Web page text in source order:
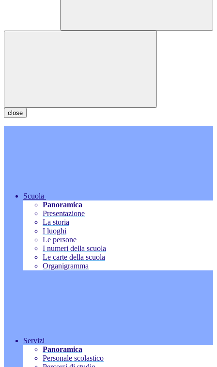
close
Scuola
Panoramica
Presentazione
La storia
I luoghi
Le persone
I numeri della scuola
Le carte della scuola
Organigramma
Servizi
Panoramica
Personale scolastico